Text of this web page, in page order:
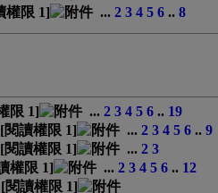
權限 1] ... 2 3 4 5 6 .. 8
限 1] ... 2 3 4 5 6 .. 19
閱讀權限 1] ... 2 3 4 5 6 .. 9
閱讀權限 1] ... 2 3
權限 1] ... 2 3 4 5 6 .. 12
閱讀權限 1]